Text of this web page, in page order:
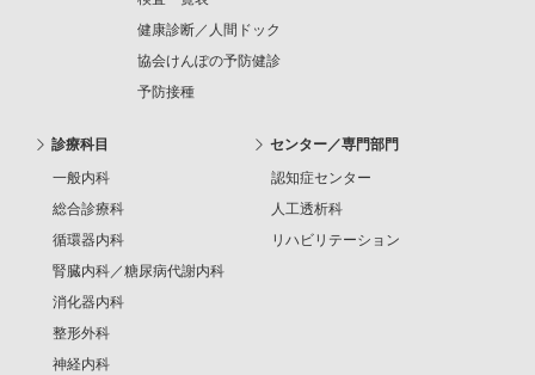
健康診断／人間ドック
協会けんぽの予防健診
予防接種
診療科目
一般内科
総合診療科
循環器内科
腎臓内科／糖尿病代謝内科
消化器内科
整形外科
神経内科
センター／専門部門
認知症センター
人工透析科
リハビリテーション